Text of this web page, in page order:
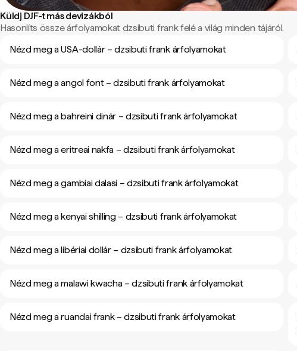
Küldj DJF-t más devizákból
Hasonlíts össze árfolyamokat dzsibuti frank felé a világ minden tájáról.
Nézd meg a USA-dollár – dzsibuti frank árfolyamokat
Nézd meg a angol font – dzsibuti frank árfolyamokat
Nézd meg a bahreini dinár – dzsibuti frank árfolyamokat
Nézd meg a eritreai nakfa – dzsibuti frank árfolyamokat
Nézd meg a gambiai dalasi – dzsibuti frank árfolyamokat
Nézd meg a kenyai shilling – dzsibuti frank árfolyamokat
Nézd meg a libériai dollár – dzsibuti frank árfolyamokat
Nézd meg a malawi kwacha – dzsibuti frank árfolyamokat
Nézd meg a ruandai frank – dzsibuti frank árfolyamokat